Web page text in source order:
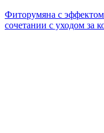
Фиторумяна с
сочетании с уходом за